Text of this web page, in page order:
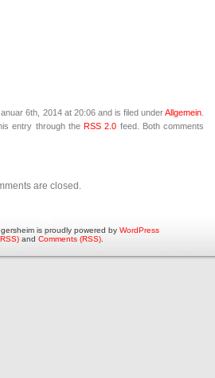
6th, 2014 at 20:06 and is filed underAllgemein
entry through the RSS 2.0 feed. Both comments
are closed.
is proudly powered by WordPress
and Comments (RSS).